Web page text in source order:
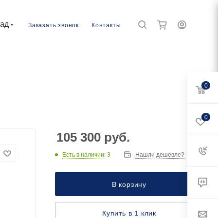
Заказать звонок Контакты
105 300 руб.
Есть в наличии: 3 Нашли дешевле?
В корзину
Купить в 1 клик
0
0